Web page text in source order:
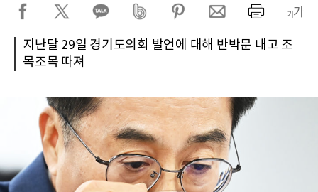
지난달 29일 경기도의회 발언에 대해 반박문 내고 조
목조목 따져